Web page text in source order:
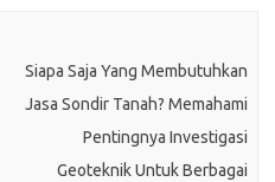
Siapa Saja Yang Membutuhkan
Jasa Sondir Tanah? Memahami
Pentingnya Investigasi
Geoteknik Untuk Berbagai